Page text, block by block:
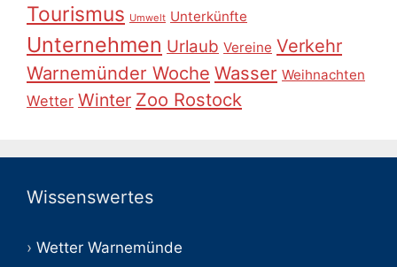
Tourismus Umwelt Unterkünfte
Unternehmen Urlaub Vereine Verkehr
Warnemünder Woche Wasser Weihnachten
Wetter Winter Zoo Rostock
Wissenswertes
Wetter Warnemünde